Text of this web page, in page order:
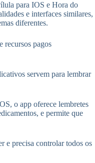
para IOS e Hora do
e interfaces similares,
diferentes.
recursos pagos
servem para lembrar
o app oferece lembretes
e permite que
e precisa controlar todos os